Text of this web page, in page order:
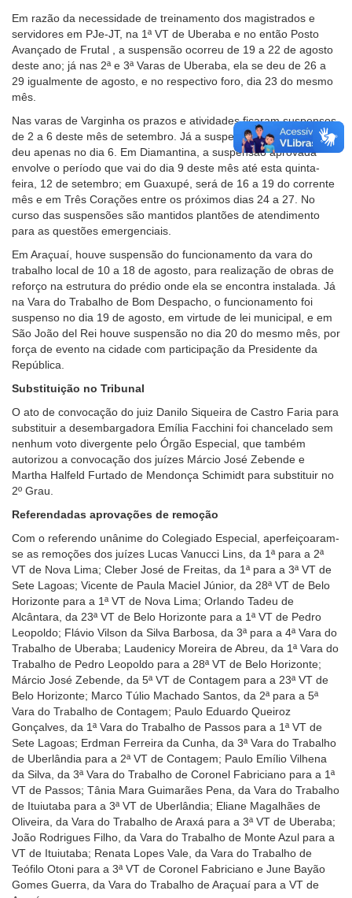
Em razão da necessidade de treinamento dos magistrados e
servidores em PJe-JT, na 1ª VT de Uberaba e no então Posto
Avançado de Frutal , a suspensão ocorreu de 19 a 22 de agosto
deste ano; já nas 2ª e 3ª Varas de Uberaba, ela se deu de 26 a
29 igualmente de agosto, e no respectivo foro, dia 23 do mesmo
mês.
Nas varas de Varginha os prazos e atividades ficaram suspensos
de 2 a 6 deste mês de setembro. Já a suspensão no foro local se
deu apenas no dia 6. Em Diamantina, a suspensão aprovada
envolve o período que vai do dia 9 deste mês até esta quinta-
feira, 12 de setembro; em Guaxupé, será de 16 a 19 do corrente
mês e em Três Corações entre os próximos dias 24 a 27. No
curso das suspensões são mantidos plantões de atendimento
para as questões emergenciais.
Em Araçuaí, houve suspensão do funcionamento da vara do
trabalho local de 10 a 18 de agosto, para realização de obras de
reforço na estrutura do prédio onde ela se encontra instalada. Já
na Vara do Trabalho de Bom Despacho, o funcionamento foi
suspenso no dia 19 de agosto, em virtude de lei municipal, e em
São João del Rei houve suspensão no dia 20 do mesmo mês, por
força de evento na cidade com participação da Presidente da
República.
Substituição no Tribunal
O ato de convocação do juiz Danilo Siqueira de Castro Faria para
substituir a desembargadora Emília Facchini foi chancelado sem
nenhum voto divergente pelo Órgão Especial, que também
autorizou a convocação dos juízes Márcio José Zebende e
Martha Halfeld Furtado de Mendonça Schimidt para substituir no
2º Grau.
Referendadas aprovações de remoção
Com o referendo unânime do Colegiado Especial, aperfeiçoaram-
se as remoções dos juízes Lucas Vanucci Lins, da 1ª para a 2ª
VT de Nova Lima; Cleber José de Freitas, da 1ª para a 3ª VT de
Sete Lagoas; Vicente de Paula Maciel Júnior, da 28ª VT de Belo
Horizonte para a 1ª VT de Nova Lima; Orlando Tadeu de
Alcântara, da 23ª VT de Belo Horizonte para a 1ª VT de Pedro
Leopoldo; Flávio Vilson da Silva Barbosa, da 3ª para a 4ª Vara do
Trabalho de Uberaba; Laudenicy Moreira de Abreu, da 1ª Vara do
Trabalho de Pedro Leopoldo para a 28ª VT de Belo Horizonte;
Márcio José Zebende, da 5ª VT de Contagem para a 23ª VT de
Belo Horizonte; Marco Túlio Machado Santos, da 2ª para a 5ª
Vara do Trabalho de Contagem; Paulo Eduardo Queiroz
Gonçalves, da 1ª Vara do Trabalho de Passos para a 1ª VT de
Sete Lagoas; Erdman Ferreira da Cunha, da 3ª Vara do Trabalho
de Uberlândia para a 2ª VT de Contagem; Paulo Emílio Vilhena
da Silva, da 3ª Vara do Trabalho de Coronel Fabriciano para a 1ª
VT de Passos; Tânia Mara Guimarães Pena, da Vara do Trabalho
de Ituiutaba para a 3ª VT de Uberlândia; Eliane Magalhães de
Oliveira, da Vara do Trabalho de Araxá para a 3ª VT de Uberaba;
João Rodrigues Filho, da Vara do Trabalho de Monte Azul para a
VT de Ituiutaba; Renata Lopes Vale, da Vara do Trabalho de
Teófilo Otoni para a 3ª VT de Coronel Fabriciano e June Bayão
Gomes Guerra, da Vara do Trabalho de Araçuaí para a VT de